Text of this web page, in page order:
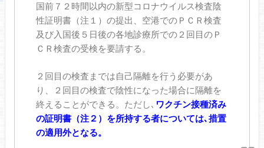
国前７２時間以内の新型コロナウイルス検査陰
性証明書（注１）の提出、空港でのＰＣＲ検査
及び入国後５日後の各地診療所での２回目のＰ
ＣＲ検査の受検を要請する。
２回目の検査までは自己隔離を行う必要があ
り、２回目の検査で陰性になった場合に隔離を
終えることができる。ただし､ ワクチン接種済み
の証明書（注２）を所持する者については､措置
の適用外となる。